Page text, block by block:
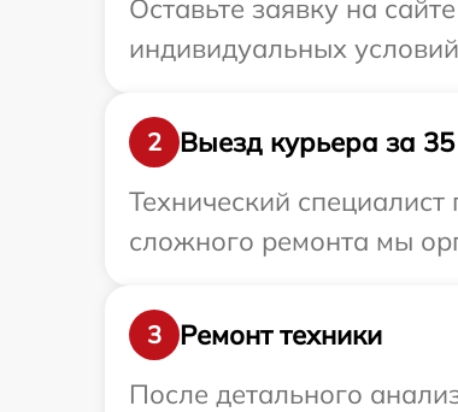
Оставьте заявку на
индивидуальных
2
Выезд курьера за
Технический
сложного ремонта мы
3
Ремонт техники
После детального